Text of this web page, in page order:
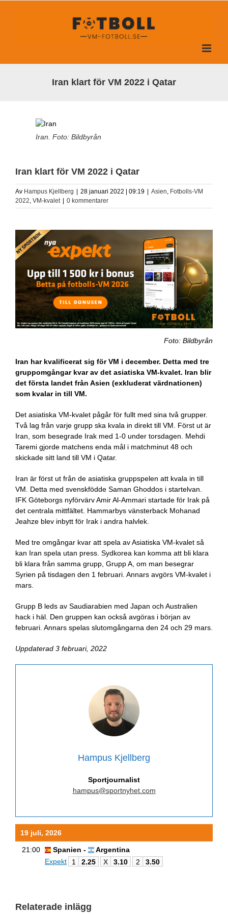
Iran klart för VM 2022 i Qatar
Iran. Foto: Bildbyrån
Iran klart för VM 2022 i Qatar
Av Hampus Kjellberg | 28 januari 2022 | 09:19 | Asien, Fotbolls-VM
2022, VM-kvalet | 0 kommentarer
Foto: Bildbyrån
Iran har kvalificerat sig för VM i december. Detta med tre
gruppomgångar kvar av det asiatiska VM-kvalet. Iran blir
det första landet från Asien (exkluderat värdnationen)
som kvalar in till VM.
Det asiatiska VM-kvalet pågår för fullt med sina två grupper.
Två lag från varje grupp ska kvala in direkt till VM. Först ut är
Iran, som besegrade Irak med 1-0 under torsdagen. Mehdi
Taremi gjorde matchens enda mål i matchminut 48 och
skickade sitt land till VM i Qatar.
Iran är först ut från de asiatiska gruppspelen att kvala in till
VM. Detta med svenskfödde Saman Ghoddos i startelvan.
IFK Göteborgs nyförvärv Amir Al-Ammari startade för Irak på
det centrala mittfältet. Hammarbys vänsterback Mohanad
Jeahze blev inbytt för Irak i andra halvlek.
Med tre omgångar kvar att spela av Asiatiska VM-kvalet så
kan Iran spela utan press. Sydkorea kan komma att bli klara
bli klara från samma grupp, Grupp A, om man besegrar
Syrien på tisdagen den 1 februari. Annars avgörs VM-kvalet i
mars.
Grupp B leds av Saudiarabien med Japan och Australien
hack i häl. Den gruppen kan också avgöras i början av
februari. Annars spelas slutomgångarna den 24 och 29 mars.
Uppdaterad 3 februari, 2022
Hampus Kjellberg
Sportjournalist
hampus@sportnyhet.com
19 juli, 2026
21:00 Spanien -
Argentina
Expekt
1 2.25 X 3.10 2 3.50
Relaterade inlägg